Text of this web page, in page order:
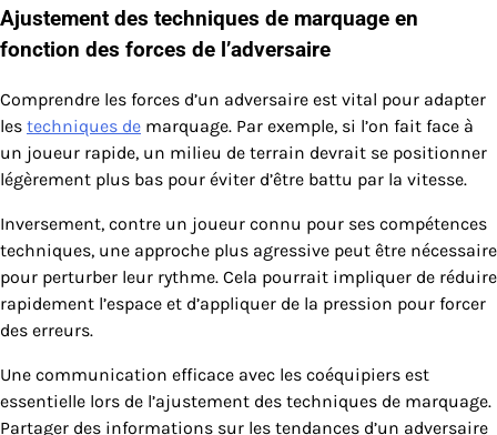
Ajustement des techniques de marquage en
fonction des forces de l’adversaire
Comprendre les forces d’un adversaire est vital pour adapter
les techniques de marquage. Par exemple, si l’on fait face à
un joueur rapide, un milieu de terrain devrait se positionner
légèrement plus bas pour éviter d’être battu par la vitesse.
Inversement, contre un joueur connu pour ses compétences
techniques, une approche plus agressive peut être nécessaire
pour perturber leur rythme. Cela pourrait impliquer de réduire
rapidement l’espace et d’appliquer de la pression pour forcer
des erreurs.
Une communication efficace avec les coéquipiers est
essentielle lors de l’ajustement des techniques de marquage.
Partager des informations sur les tendances d’un adversaire